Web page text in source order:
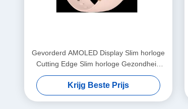
Gevorderd AMOLED Display Slim horloge
Cutting Edge Slim horloge Gezondheid
Monitoring
Krijg Beste Prijs